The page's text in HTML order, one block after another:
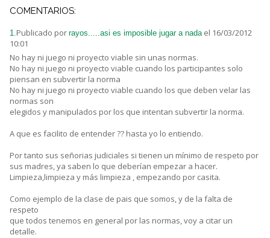
COMENTARIOS:
1.Publicado por rayos.....asi es imposible jugar a nada el 16/03/2012
10:01
No hay ni juego ni proyecto viable sin unas normas.
No hay ni juego ni proyecto viable cuando los participantes solo
piensan en subvertir la norma
No hay ni juego ni proyecto viable cuando los que deben velar las
normas son
elegidos y manipulados por los que intentan subvertir la norma.
A que es facilito de entender ?? hasta yo lo entiendo.
Por tanto sus señorias judiciales si tienen un mínimo de respeto por
sus madres, ya saben lo que deberían empezar a hacer.
Limpieza,limpieza y más limpieza , empezando por casita.
Como ejemplo de la clase de pais que somos, y de la falta de
respeto
que todos tenemos en general por las normas, voy a citar un
detalle.